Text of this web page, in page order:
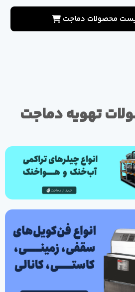
محصولات دماجت
تهویه دماجت